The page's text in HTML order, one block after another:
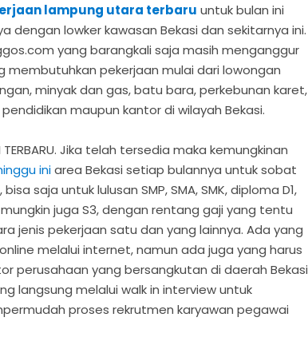
lampung utara terbaru untuk bulan ini
dengan lowker kawasan Bekasi dan sekitarnya ini.
yang barangkali saja masih menganggur
membutuhkan pekerjaan mulai dari lowongan
minyak dan gas, batu bara, perkebunan karet,
maupun kantor di wilayah Bekasi.
TERBARU. Jika telah tersedia maka kemungkinan
iniarea Bekasi setiap bulannya untuk sobat
saja untuk lulusan SMP, SMA, SMK, diploma D1,
mungkin juga S3, dengan rentang gaji yang tentu
jenis pekerjaan satu dan yang lainnya. Ada yang
melalui internet, namun ada juga yang harus
perusahaan yang bersangkutan di daerah Bekasi
langsung melalui walk in interview untuk
proses rekrutmen karyawan pegawai